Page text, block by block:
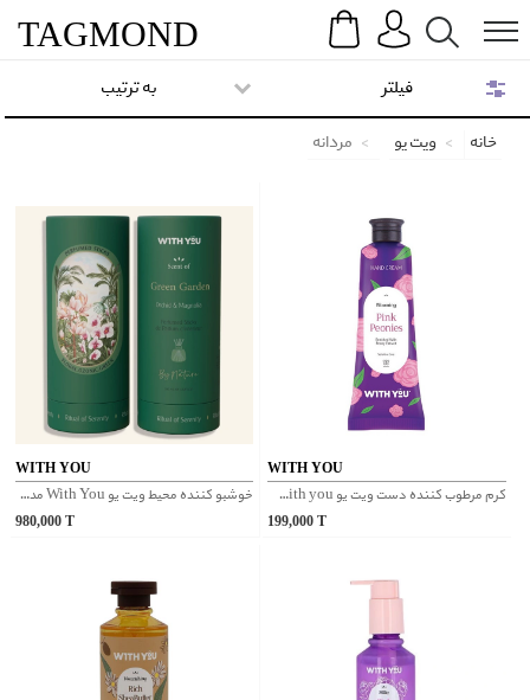
Search
TAGMOND
به ترتیب
خانه ویت یو مردانه
WITH YOU
خوشبو کننده محیط ویت یو With You مدل Green Garden
980,000T
WITH YOU
کرم مرطوب کننده دست ویت یو With you مدل گل پیونی
199,000 T
فیلتر